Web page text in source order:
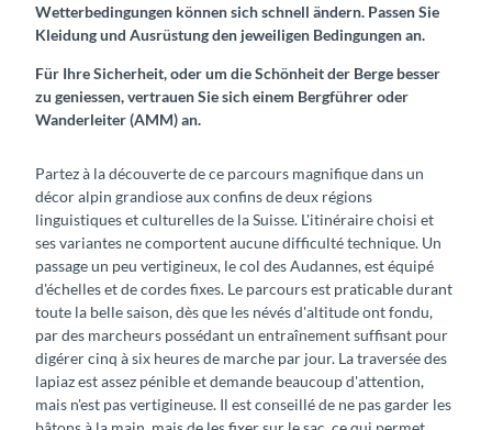
Wetterbedingungen können sich schnell ändern. Passen Sie
Kleidung und Ausrüstung den jeweiligen Bedingungen an.
Für Ihre Sicherheit, oder um die Schönheit der Berge besser
zu geniessen, vertrauen Sie sich einem Bergführer oder
Wanderleiter (AMM) an.
Partez à la découverte de ce parcours magnifique dans un
décor alpin grandiose aux confins de deux régions
linguistiques et culturelles de la Suisse. L'itinéraire choisi et
ses variantes ne comportent aucune difficulté technique. Un
passage un peu vertigineux, le col des Audannes, est équipé
d'échelles et de cordes fixes. Le parcours est praticable durant
toute la belle saison, dès que les névés d'altitude ont fondu,
par des marcheurs possédant un entraînement suffisant pour
digérer cinq à six heures de marche par jour. La traversée des
lapiaz est assez pénible et demande beaucoup d'attention,
mais n'est pas vertigineuse. Il est conseillé de ne pas garder les